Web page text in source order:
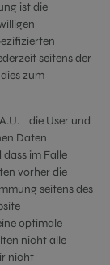
ist die
seitens der
zum
die User und
Daten
im Falle
vorher die
seitens des
optimale
nicht alle
nicht